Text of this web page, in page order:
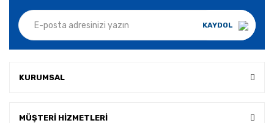
KAYDOL
KURUMSAL
MÜŞTERİ HİZMETLERİ